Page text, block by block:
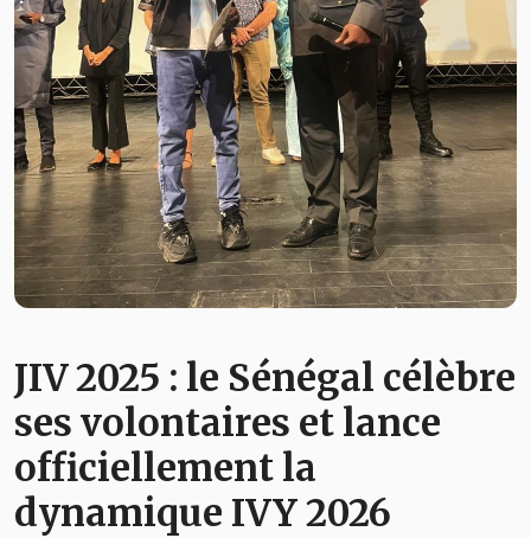
JIV 2025 : le Sénégal célèbre
ses volontaires et lance
officiellement la
dynamique IVY 2026